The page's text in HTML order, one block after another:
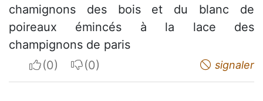
chamignons des bois et du blanc de
poireaux émincés à la lace des
champignons de paris
I apreciateI do not appreciate signaler